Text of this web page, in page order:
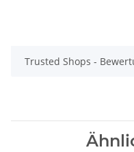
Trusted Shops -